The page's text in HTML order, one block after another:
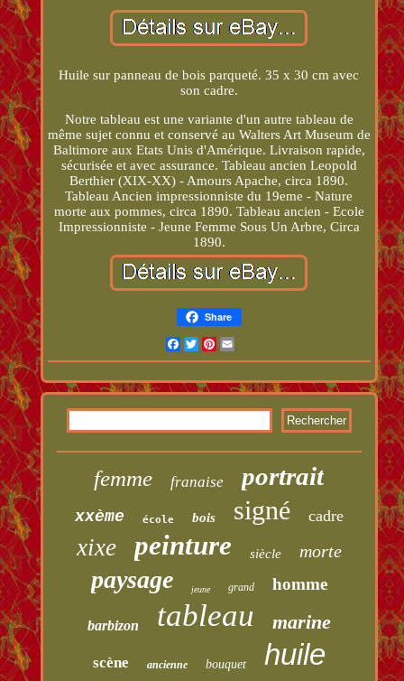
Huile sur panneau de bois parqueté. 35 x 30 cm avec
son cadre.
Notre tableau est une variante d'un autre tableau de
même sujet connu et conservé au Walters Art Museum de
Baltimore aux Etats Unis d'Amérique. Livraison rapide,
sécurisée et avec assurance. Tableau ancien Leopold
Berthier (XIX-XX) - Amours Apache, circa 1890.
Tableau Ancien impressionniste du 19eme - Nature
morte aux pommes, circa 1890. Tableau ancien - Ecole
Impressionniste - Jeune Femme Sous Un Arbre, Circa
1890.
Share
Facebook
TwitterPinterest
femme franaise portrait
xxème école bois signé cadre
xixe peinture siècle morte
paysage jeune grand homme
barbizon tableau marine
scène ancienne bouquet
huile